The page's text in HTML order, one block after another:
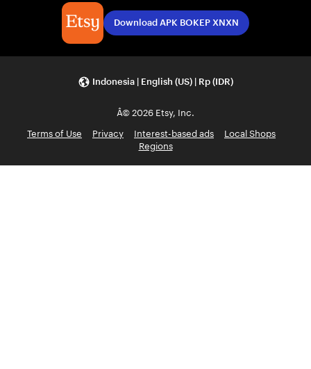
Download APK BOKEP XNXN
Indonesia | English (US) | Rp (IDR)
Â© 2026 Etsy, Inc.
Terms of Use
Privacy Interest-based ads
Local Shops
Regions